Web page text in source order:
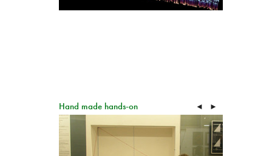
Hand made hands-on ◄ ►